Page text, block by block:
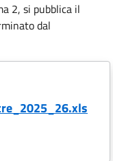
2, si pubblica il
dal